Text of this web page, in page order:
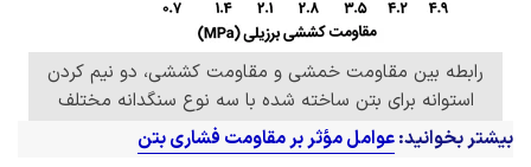
رابطه بین مقاومت خمشی و مقاومت کششی، دو نیم کردن
استوانه برای بتن ساخته شده با سه نوع سنگدانه مختلف
بیشتر بخوانید:عوامل مؤثر بر مقاومت فشاری بتن